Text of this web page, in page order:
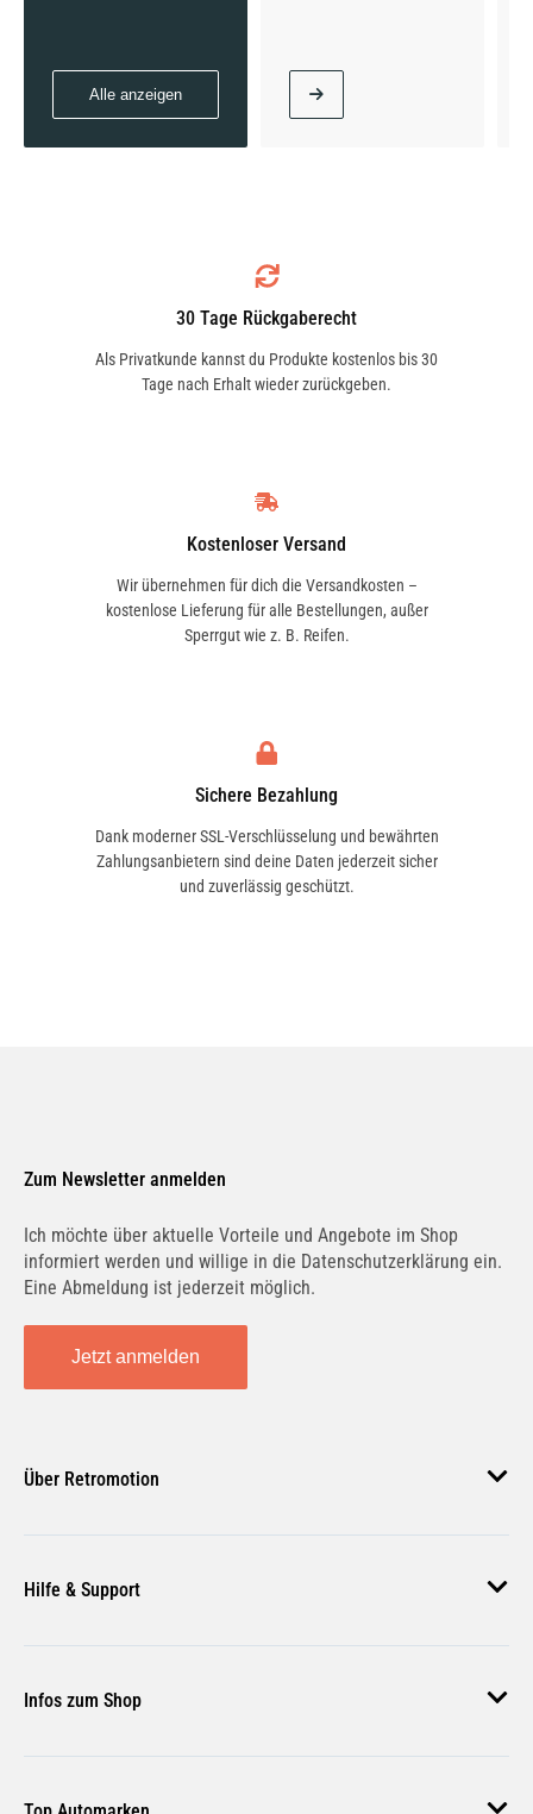
Alle anzeigen
30 Tage Rückgaberecht
Als Privatkunde kannst du Produkte kostenlos bis 30
Tage nach Erhalt wieder zurückgeben.
Kostenloser Versand
Wir übernehmen für dich die Versandkosten –
kostenlose Lieferung für alle Bestellungen, außer
Sperrgut wie z. B. Reifen.
Sichere Bezahlung
Dank moderner SSL-Verschlüsselung und bewährten
Zahlungsanbietern sind deine Daten jederzeit sicher
und zuverlässig geschützt.
Zum Newsletter anmelden
Ich möchte über aktuelle Vorteile und Angebote im Shop
informiert werden und willige in die Datenschutzerklärung ein.
Eine Abmeldung ist jederzeit möglich.
Jetzt anmelden
Über Retromotion
Unsere Jobs
Magazin
Hilfe & Support
Zahlungsmethoden
Versand & Lieferung
Rückgabe & Erstattung
Infos zum Shop